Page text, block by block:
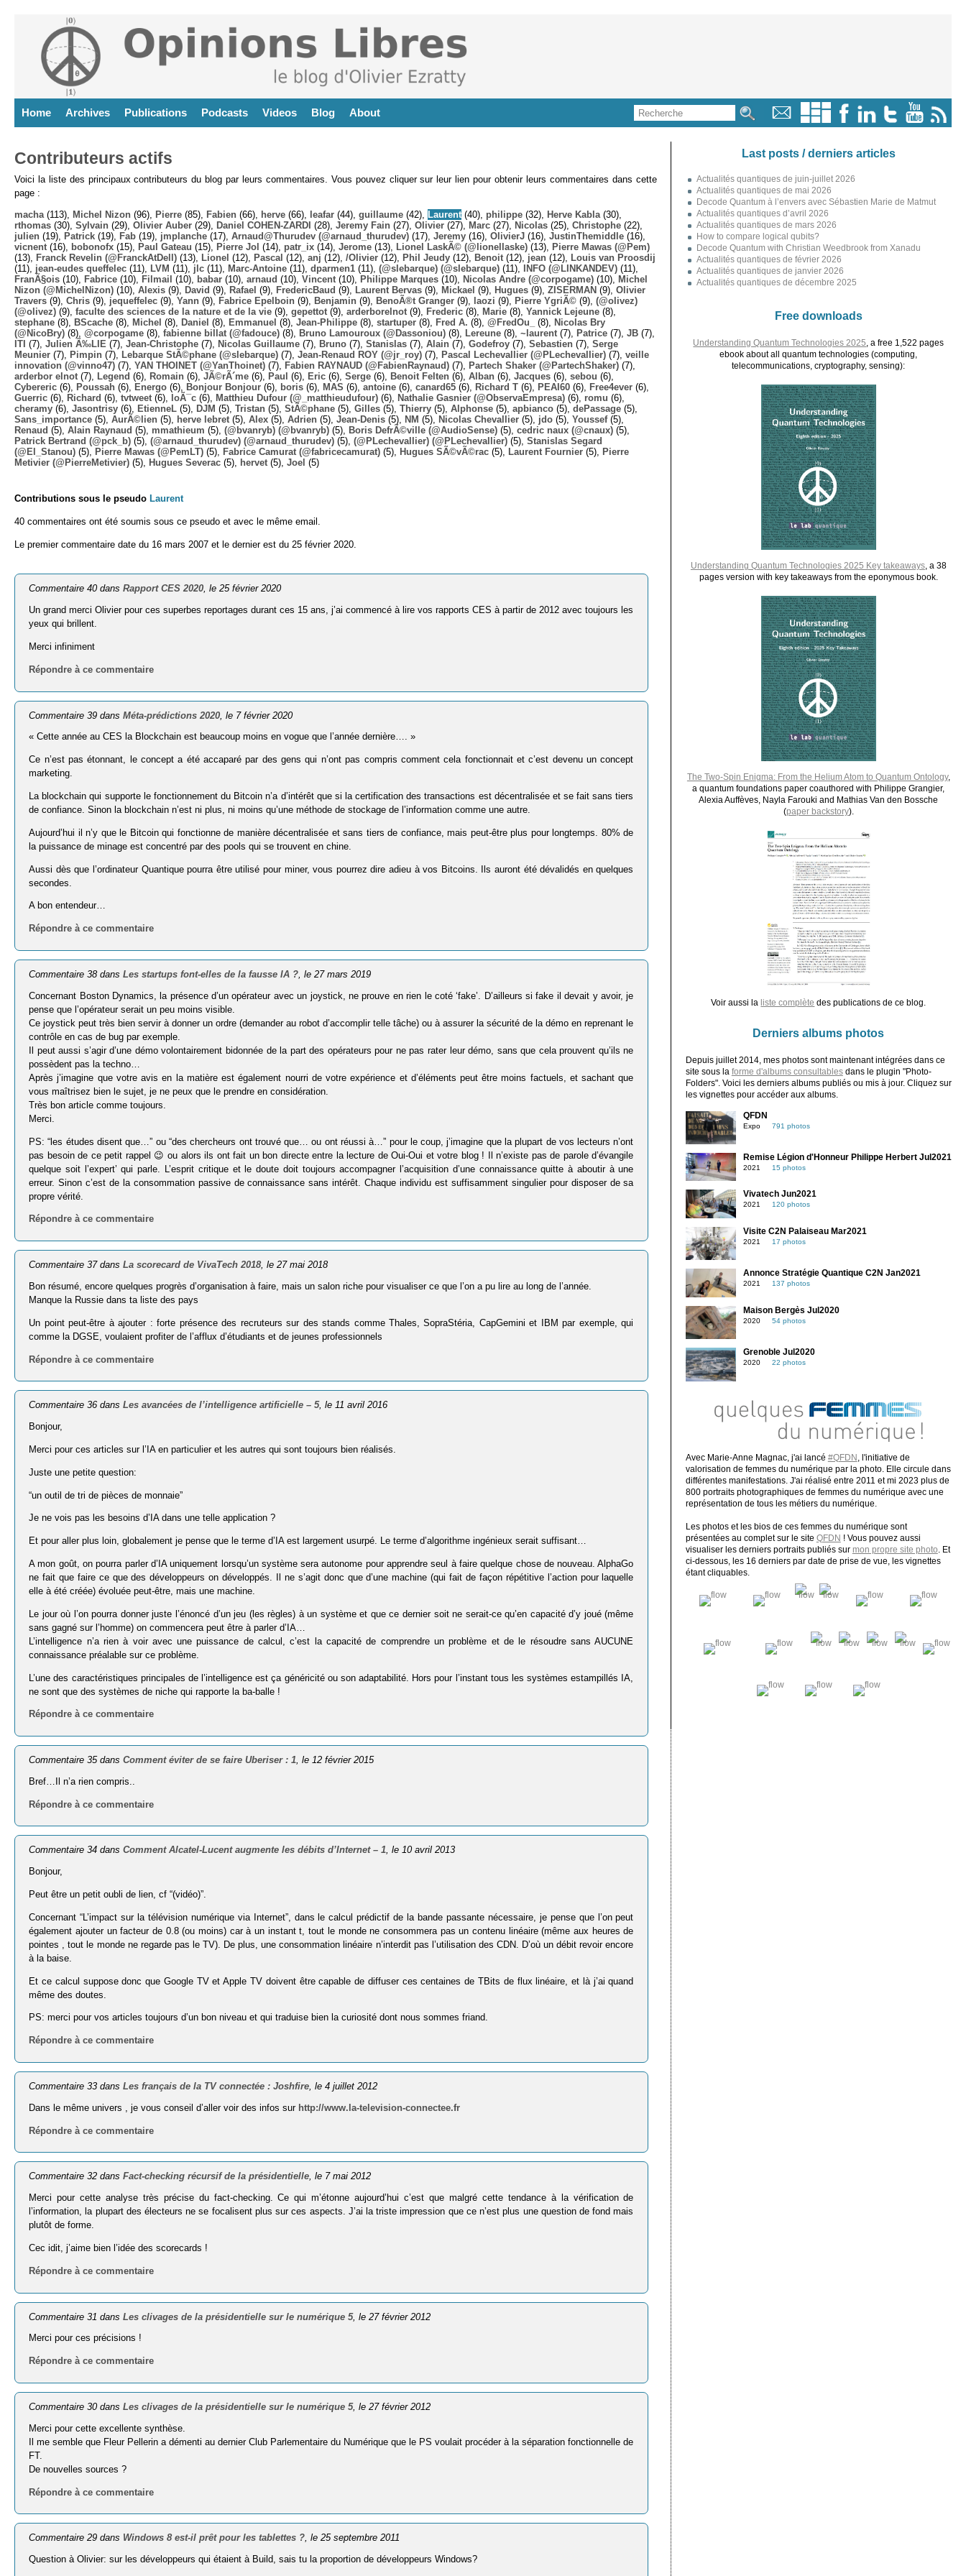
Home Archives Publications Podcasts Videos Blog About
Contributeurs actifs
Voici la liste des principaux contributeurs du blog par leurs commentaires. Vous pouvez cliquer sur leur lien pour obtenir leurs commentaires dans cette
page :
macha (113), Michel Nizon (96), Pierre (85), Fabien (66), herve (66), leafar (44), guillaume (42), Laurent (40), philippe (32), Herve Kabla (30),
rthomas (30), Sylvain (29), Olivier Auber (29), Daniel COHEN-ZARDI (28), Jeremy Fain (27), Olivier (27), Marc (27), Nicolas (25), Christophe (22),
julien (19), Patrick (19), Fab (19), jmplanche (17), Arnaud@Thurudev (@arnaud_thurudev) (17), Jeremy (16), OlivierJ (16), JustinThemiddle (16),
vicnent (16), bobonofx (15), Paul Gateau (15), Pierre Jol (14), patr_ix (14), Jerome (13), Lionel LaskÃ© (@lionellaske) (13),
Pierre Mawas (@Pem)
(13),
Franck Revelin (@FranckAtDell) (13), Lionel (12), Pascal (12), anj (12), /Olivier (12), Phil Jeudy (12), Benoit (12), jean (12),
Louis van Proosdij
(11), jean-eudes queffelec (11), LVM (11), jlc (11), Marc-Antoine (11), dparmen1 (11), (@slebarque) (@slebarque) (11), INFO (@LINKANDEV) (11),
FranÃ§ois (10), Fabrice (10), Filmail (10), babar (10), arnaud (10), Vincent (10), Philippe Marques (10), Nicolas Andre (@corpogame) (10),
Michel
Nizon (@MichelNizon) (10), Alexis (9), David (9), Rafael (9), FredericBaud (9), Laurent Bervas (9), Mickael (9), Hugues (9), ZISERMAN (9), Olivier
Travers (9), Chris (9), jequeffelec (9), Yann (9), Fabrice Epelboin (9), Benjamin (9), BenoÃ®t Granger (9), laozi (9), Pierre YgriÃ© (9), (@olivez)
(@olivez) (9), faculte des sciences de la nature et de la vie (9), gepettot (9), arderborelnot (9), Frederic (8), Marie (8), Yannick Lejeune (8),
stephane (8), BScache (8), Michel (8), Daniel (8), Emmanuel (8), Jean-Philippe (8), startuper (8), Fred A. (8), @FredOu_ (8),
Nicolas Bry
(@NicoBry) (8), @corpogame (8), fabienne billat (@fadouce) (8), Bruno Lamouroux (@Dassoniou) (8), Lereune (8), ~laurent (7), Patrice (7), JB (7),
ITI (7), Julien Ã‰LIE (7), Jean-Christophe (7), Nicolas Guillaume (7), Bruno (7), Stanislas (7), Alain (7), Godefroy (7), Sebastien (7), Serge
Meunier (7), Pimpin (7), Lebarque StÃ©phane (@slebarque) (7), Jean-Renaud ROY (@jr_roy) (7), Pascal Lechevallier (@PLechevallier) (7), veille
innovation (@vinno47) (7), YAN THOINET (@YanThoinet) (7), Fabien RAYNAUD (@FabienRaynaud) (7), Partech Shaker (@PartechShaker) (7),
arderbor elnot (7), Legend (6), Romain (6), JÃ©rÃ´me (6), Paul (6), Eric (6), Serge (6), Benoit Felten (6), Alban (6), Jacques (6), sebou (6),
Cybereric (6), Poussah (6), Energo (6), Bonjour Bonjour (6), boris (6), MAS (6), antoine (6), canard65 (6), Richard T (6), PEAI60 (6), Free4ever (6),
Guerric (6), Richard (6), tvtweet (6), loÃ¯c (6), Matthieu Dufour (@_matthieudufour) (6), Nathalie Gasnier (@ObservaEmpresa) (6), romu (6),
cheramy (6), Jasontrisy (6), EtienneL (5), DJM (5), Tristan (5), StÃ©phane (5), Gilles (5), Thierry (5), Alphonse (5), apbianco (5), dePassage (5),
Sans_importance (5), AurÃ©lien (5), herve lebret (5), Alex (5), Adrien (5), Jean-Denis (5), NM (5), Nicolas Chevallier (5), jdo (5), Youssef(5),
Renaud (5), Alain Raynaud (5), mmathieum (5), (@bvanryb) (@bvanryb) (5), Boris DefrÃ©ville (@AudioSense) (5), cedric naux (@cnaux) (5),
Patrick Bertrand (@pck_b) (5), (@arnaud_thurudev) (@arnaud_thurudev) (5), (@PLechevallier) (@PLechevallier) (5), Stanislas Segard
(@El_Stanou) (5), Pierre Mawas (@PemLT) (5), Fabrice Camurat (@fabricecamurat) (5), Hugues SÃ©vÃ©rac (5), Laurent Fournier (5),
Pierre
Metivier (@PierreMetivier) (5), Hugues Severac (5), hervet (5), Joel (5)
Contributions sous le pseudo Laurent
40 commentaires ont été soumis sous ce pseudo et avec le même email.
Le premier commentaire date du 16 mars 2007 et le dernier est du 25 février 2020.
Commentaire 40 dansRapport CES 2020, le 25 février 2020
Un grand merci Olivier pour ces superbes reportages durant ces 15 ans, j’ai commencé à lire vos rapports CES à partir de 2012 avec toujours les
yeux qui brillent.
Merci infiniment
Répondre à ce commentaire
Commentaire 39 dansMéta-prédictions 2020 , le 7 février 2020
« Cette année au CES la Blockchain est beaucoup moins en vogue que l’année dernière…. »
Ce n’est pas étonnant, le concept a été accaparé par des gens qui n’ont pas compris comment cela fonctionnait et c’est devenu un concept
marketing.
La blockchain qui supporte le fonctionnement du Bitcoin n’a d’intérêt que si la certification des transactions est décentralisée et se fait sans tiers
de confiance. Sinon la blockchain n’est ni plus, ni moins qu’une méthode de stockage de l’information comme une autre.
Aujourd’hui il n’y que le Bitcoin qui fonctionne de manière décentralisée et sans tiers de confiance, mais peut-être plus pour longtemps. 80% de
la puissance de minage est concentré par des pools qui se trouvent en chine.
Aussi dès que l’ordinateur Quantique pourra être utilisé pour miner, vous pourrez dire adieu à vos Bitcoins. Ils auront été dévalidés en quelques
secondes.
A bon entendeur…
Répondre à ce commentaire
Commentaire 38 dansLes startups font-elles de la fausse IA ? , le 27 mars 2019
Concernant Boston Dynamics, la présence d’un opérateur avec un joystick, ne prouve en rien le coté ‘fake’. D’ailleurs si fake il devait y avoir, je
pense que l’opérateur serait un peu moins visible.
Ce joystick peut très bien servir à donner un ordre (demander au robot d’accomplir telle tâche) ou à assurer la sécurité de la démo en reprenant le
contrôle en cas de bug par exemple.
Il peut aussi s’agir d’une démo volontairement bidonnée de la part des opérateurs pour ne pas rater leur démo, sans que cela prouvent qu’ils ne
possèdent pas la techno…
Après j’imagine que votre avis en la matière est également nourri de votre expérience et d’éléments peut être moins factuels, et sachant que
vous maîtrisez bien le sujet, je ne peux que le prendre en considération.
Très bon article comme toujours.
Merci.
PS: “les études disent que…” ou “des chercheurs ont trouvé que… ou ont réussi à…” pour le coup, j’imagine que la plupart de vos lecteurs n’ont
pas besoin de ce petit rappel 😉 ou alors ils ont fait un bon directe entre la lecture de Oui-Oui et votre blog ! Il n’existe pas de parole d’évangile
quelque soit l’expert’ qui parle. L’esprit critique et le doute doit toujours accompagner l’acquisition d’une connaissance quitte à aboutir à une
erreur. Sinon c’est de la consommation passive de connaissance sans intérêt. Chaque individu est suffisamment singulier pour disposer de sa
propre vérité.
Répondre à ce commentaire
Commentaire 37 dansLa scorecard de VivaTech 2018, le 27 mai 2018
Bon résumé, encore quelques progrès d’organisation à faire, mais un salon riche pour visualiser ce que l’on a pu lire au long de l’année.
Manque la Russie dans ta liste des pays
Un point peut-être à ajouter : forte présence des recruteurs sur des stands comme Thales, SopraStéria, CapGemini et IBM par exemple, qui
comme la DGSE, voulaient profiter de l’afflux d’étudiants et de jeunes professionnels
Répondre à ce commentaire
Commentaire 36 dansLes avancées de l’intelligence artificielle – 5, le 11 avril 2016
Bonjour,
Merci pour ces articles sur l’IA en particulier et les autres qui sont toujours bien réalisés.
Juste une petite question:
“un outil de tri de pièces de monnaie”
Je ne vois pas les besoins d’IA dans une telle application ?
Et pour aller plus loin, globalement je pense que le terme d’IA est largement usurpé. Le terme d’algorithme ingénieux serait suffisant…
A mon goût, on pourra parler d’IA uniquement lorsqu’un système sera autonome pour apprendre seul à faire quelque chose de nouveau. AlphaGo
ne fait que faire ce que des développeurs on développés. Il ne s’agit donc que d’une machine (qui fait de façon répétitive l’action pour laquelle
elle à été créée) évoluée peut-être, mais une machine.
Le jour où l’on pourra donner juste l’énoncé d’un jeu (les règles) à un système et que ce dernier soit ne serait-ce qu’en capacité d’y joué (même
sans gagné sur l’homme) on commencera peut être à parler d’IA…
L’intelligence n’a rien à voir avec une puissance de calcul, c’est la capacité de comprendre un problème et de le résoudre sans AUCUNE
connaissance préalable sur ce problème.
L’une des caractéristiques principales de l’intelligence est ça généricité ou son adaptabilité. Hors pour l’instant tous les systèmes estampillés IA,
ne sont que des systèmes de niche qui rapporte la ba-balle !
Répondre à ce commentaire
Commentaire 35 dansComment éviter de se faire Uberiser : 1, le 12 février 2015
Bref…Il n’a rien compris..
Répondre à ce commentaire
Commentaire 34 dansComment Alcatel-Lucent augmente les débits d’Internet – 1, le 10 avril 2013
Bonjour,
Peut être un petit oubli de lien, cf “(vidéo)”.
Concernant “L’impact sur la télé­vi­sion numérique via Internet”, dans le calcul prédictif de la bande passante nécessaire, je pense que l’on peut
également ajouter un facteur de 0.8 (ou moins) car à un instant t, tout le monde ne consommera pas un contenu linéaire (même aux heures de
pointes , tout le monde ne regarde pas le TV). De plus, une consom­mation linéaire n’interdit pas l’utilisation des CDN. D’où un débit revoir encore
à la baise.
Et ce calcul suppose donc que Google TV et Apple TV doivent être capable de diffuser ces centaines de TBits de flux linéaire, et là j’ai quand
même des doutes.
PS: merci pour vos articles toujours d’un bon niveau et qui traduise bien la curiosité dont nous sommes friand.
Répondre à ce commentaire
Commentaire 33 dansLes français de la TV connectée : Joshfire, le 4 juillet 2012
Dans le même univers , je vous conseil d’aller voir des infos sur http://www.la-television-connectee.fr
Répondre à ce commentaire
Commentaire 32 dansFact-checking récursif de la présidentielle, le 7 mai 2012
Merci pour cette analyse très précise du fact-checking. Ce qui m’étonne aujourd’hui c’est que malgré cette tendance à la vérification de
l’information, la plupart des électeurs ne se focalisent plus sur ces aspects. J’ai la triste impression que ce n’est plus une question de fond mais
plutôt de forme.
Cec idit, j’aime bien l’idée des scorecards !
Répondre à ce commentaire
Commentaire 31 dansLes clivages de la présidentielle sur le numérique 5, le 27 février 2012
Merci pour ces précisions !
Répondre à ce commentaire
Commentaire 30 dansLes clivages de la présidentielle sur le numérique 5, le 27 février 2012
Merci pour cette excellente synthèse.
Il me semble que Fleur Pellerin a démenti au dernier Club Parlementaire du Numérique que le PS voulait procéder à la séparation fonctionnelle de
FT.
De nouvelles sources ?
Répondre à ce commentaire
Commentaire 29 dans Windows 8 est-il prêt pour les tablettes ?, le 25 septembre 2011
Question à Olivier: sur les développeurs qui étaient à Build, sais tu la proportion de développeurs Windows?
Last posts / derniers articles
Actualités quantiques de juin-juillet 2026
Actualités quantiques de mai 2026
Decode Quantum à l’envers avec Sébastien Marie de Matmut
Actualités quantiques d’avril 2026
Actualités quantiques de mars 2026
How to compare logical qubits?
Decode Quantum with Christian Weedbrook from Xanadu
Actualités quantiques de février 2026
Actualités quantiques de janvier 2026
Actualités quantiques de décembre 2025
Free downloads
Understanding Quantum Technologies 2025 , a free 1,522 pages
ebook about all quantum technologies (computing,
telecommunications, cryptography, sensing):
Understanding Quantum Technologies 2025 Key takeaways, a 38
pages version with key takeaways from the eponymous book.
The Two-Spin Enigma: From the Helium Atom to Quantum Ontology,
a quantum foundations paper coauthored with Philippe Grangier,
Alexia Auffèves, Nayla Farouki and Mathias Van den Bossche
(paper backstory).
Voir aussi la liste complète des publications de ce blog.
Derniers albums photos
Depuis juillet 2014, mes photos sont maintenant intégrées dans ce
site sous la forme d'albums consultablesdans le plugin "Photo-
Folders". Voici les derniers albums publiés ou mis à jour. Cliquez sur
les vignettes pour accéder aux albums.
QFDN
Expo 791 photos
Remise Légion d'Honneur Philippe Herbert Jul2021
2021 15 photos
Vivatech Jun2021
2021 120 photos
Visite C2N Palaiseau Mar2021
2021 17 photos
Annonce Stratégie Quantique C2N Jan2021
2021 137 photos
Maison Bergès Jul2020
2020 54 photos
Grenoble Jul2020
2020 22 photos
Avec Marie-Anne Magnac, j'ai lancé #QFDN
, l'initiative de
valorisation de femmes du numérique par la photo. Elle circule dans
différentes manifestations. J'ai réalisé entre 2011 et mi 2023 plus de
800 portraits photographiques de femmes du numérique avec une
représentation de tous les métiers du numérique.
Les photos et les bios de ces femmes du numérique sont
présentées au complet sur le site QFDN ! Vous pouvez aussi
visualiser les derniers portraits publiés sur mon propre site photo . Et
ci-dessous, les 16 derniers par date de prise de vue, les vignettes
étant cliquables.